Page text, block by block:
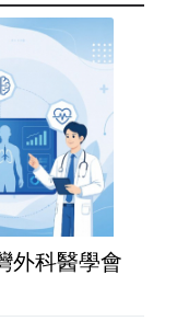
外科醫學會